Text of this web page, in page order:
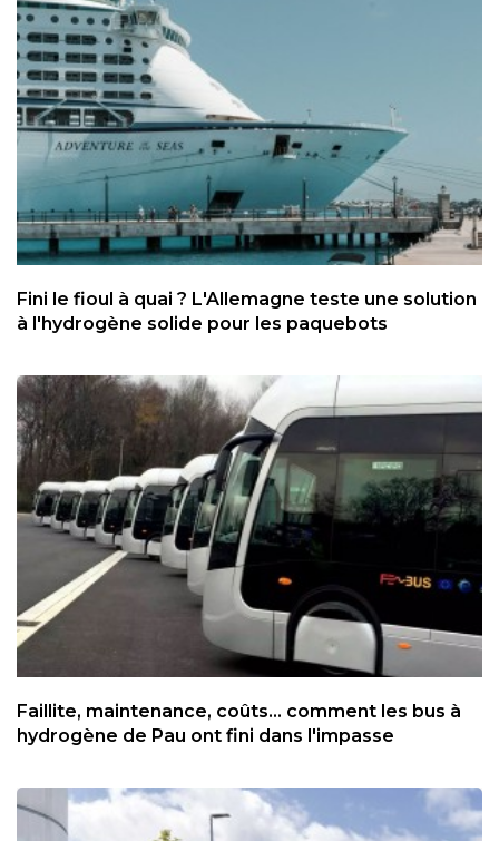
Fini le fioul à quai ? L'Allemagne teste une solution
à l'hydrogène solide pour les paquebots
Faillite, maintenance, coûts... comment les bus à
hydrogène de Pau ont fini dans l'impasse